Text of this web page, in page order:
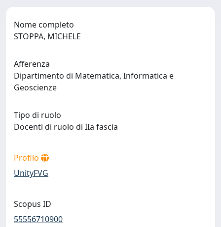
Nome completo
STOPPA, MICHELE
Afferenza
Dipartimento di Matematica, Informatica e
Geoscienze
Tipo di ruolo
Docenti di ruolo di IIa fascia
Profilo
UnityFVG
Scopus ID
55556710900